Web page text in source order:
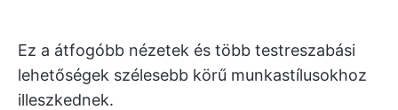
Ez a átfogóbb nézetek és több testreszabási
lehetőségek szélesebb körű munkastílusokhoz
illeszkednek.